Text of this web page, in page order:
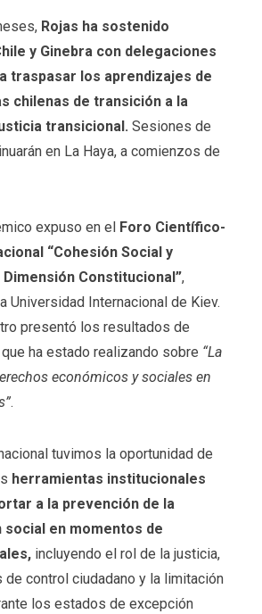
Rojas ha sostenido
y Ginebra con delegaciones
traspasar los aprendizajes de
chilenas de transición a la
transicional. Sesiones de
en La Haya, a comienzos de
expuso en el
Foro Científico-
“Cohesión Social y
Constitucional”,
Universidad Internacional de Kiev.
presentó los resultados de
ha estado realizando sobre “La
económicos y sociales en
.
tuvimos la oportunidad de
herramientas institucionales
a la prevención de la
en momentos de
incluyendo el rol de la justicia,
control ciudadano y la limitación
los estados de excepción